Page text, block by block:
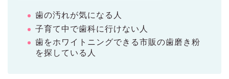
歯の汚れが気になる人
子育て中で歯科に行けない人
歯をホワイトニングできる市販の歯磨き粉
を探している人